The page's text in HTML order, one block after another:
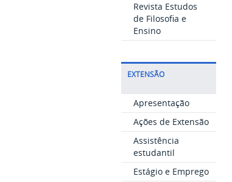
Revista Estudos
de Filosofia e
Ensino
EXTENSÃO
Apresentação
Ações de Extensão
Assistência
estudantil
Estágio e Emprego